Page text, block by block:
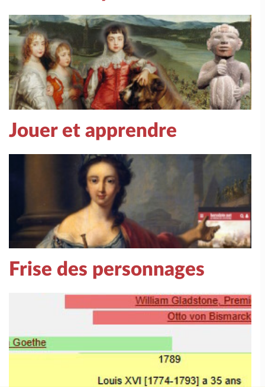
Jouer et apprendre
Frise des personnages